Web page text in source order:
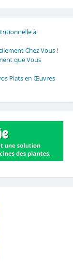
à
Chez Vous !
que Vous
Plats en Œuvres